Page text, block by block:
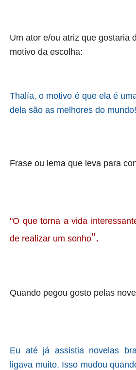
Um ator e/ou atriz que gostaria
motivo da escolha:
Thalía, o motivo é que ela é
dela são as melhores do
Frase ou lema que leva para
"O que torna a vida
de realizar um sonho".
Quando pegou gosto pelas
Eu até já assistia novelas
ligava muito. Isso mudou